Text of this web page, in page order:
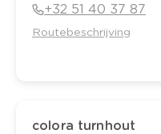
+32 51 40 37 87
Routebeschrijving
colora turnhout